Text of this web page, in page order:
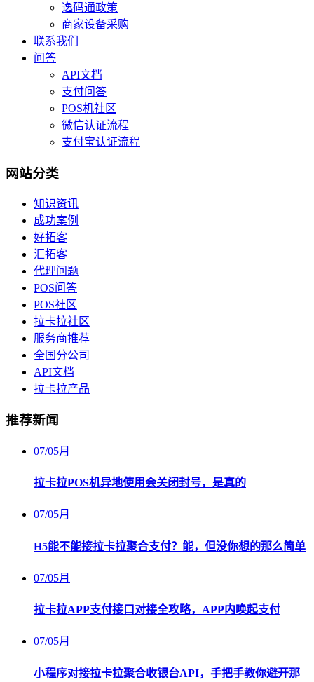
逸码通政策
商家设备采购
联系我们
问答
API文档
支付问答
POS机社区
微信认证流程
支付宝认证流程
网站分类
知识资讯
成功案例
好拓客
汇拓客
代理问题
POS问答
POS社区
拉卡拉社区
服务商推荐
全国分公司
API文档
拉卡拉产品
推荐新闻
07/05月
拉卡拉POS机异地使用会关闭封号，是真的
07/05月
H5能不能接拉卡拉聚合支付？能，但没你想的那么简单
07/05月
拉卡拉APP支付接口对接全攻略，APP内唤起支付
07/05月
小程序对接拉卡拉聚合收银台API，手把手教你避开那